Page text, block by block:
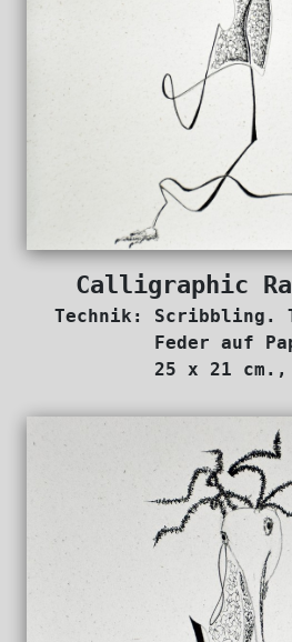
Calligraphic
Technik: Scribbling.
Feder auf
25 x 21 cm.,